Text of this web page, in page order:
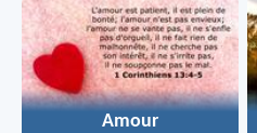
Amour